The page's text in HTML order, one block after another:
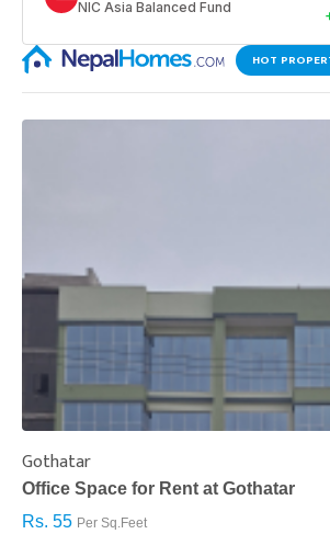
HOT
Gothatar
Office Space for Rent at Gothatar
Rs. 55 Per Sq.Feet